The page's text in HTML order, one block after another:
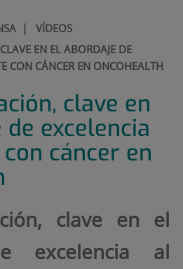
| VÍDEOS
EN EL ABORDAJE DE
CON CÁNCER EN ONCOHEALTH
clave en
excelencia
cáncer en
clave en el
excelencia al